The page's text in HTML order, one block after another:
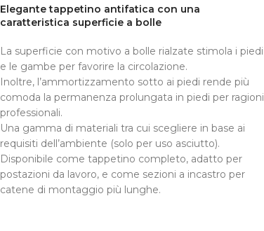
Elegante tappetino antifatica con una
caratteristica superficie a bolle
La superficie con motivo a bolle rialzate stimola i piedi
e le gambe per favorire la circolazione.
Inoltre, l’ammortizzamento sotto ai piedi rende più
comoda la permanenza prolungata in piedi per ragioni
professionali.
Una gamma di materiali tra cui scegliere in base ai
requisiti dell’ambiente (solo per uso asciutto).
Disponibile come tappetino completo, adatto per
postazioni da lavoro, e come sezioni a incastro per
catene di montaggio più lunghe.